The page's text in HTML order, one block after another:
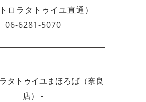
ロラタトゥイユ直通）
06-6281-5070
タトゥイユまほろば（奈良
店） -